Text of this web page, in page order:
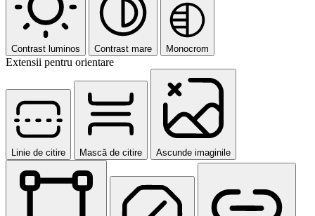
Contrast luminos Contrast mare Monocrom
Extensii pentru orientare
Linie de citire Mască de citire Ascunde imaginile